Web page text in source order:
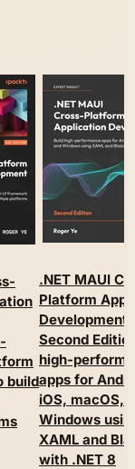
build
.NET MAUI
Platform
Development.
Second
high-
apps for
iOS, macOS,
Windows
XAML and
with .NET 8